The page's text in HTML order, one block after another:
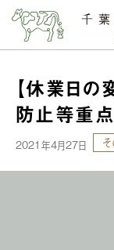
【休業日の
防止等重
2021年4月27日